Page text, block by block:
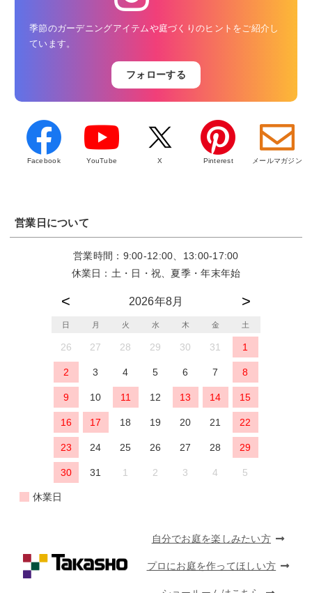
季節のガーデニングアイテムや庭づくりのヒントをご紹介し
ています。
フォローする
Facebook YouTube X Pinterest メールマガジン
営業日について
営業時間：9:00-12:00、13:00-17:00
休業日：土・日・祝、夏季・年末年始
2026年8月
日 月 火 水 木 金 土
26 27 28 29 30 31 1
2 3 4 5 6 7 8
9 10 11 12 13 14 15
16 17 18 19 20 21 22
23 24 25 26 27 28 29
30 31 1 2 3 4 5
休業日
自分でお庭を楽しみたい方
プロにお庭を作ってほしい方